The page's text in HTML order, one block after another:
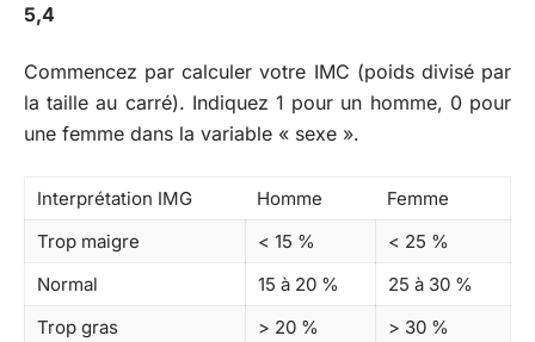
5,4
Commencez par calculer votre IMC (poids divisé par
la taille au carré). Indiquez 1 pour un homme, 0 pour
une femme dans la variable « sexe ».
Interprétation IMG Homme
Femme
Trop maigre
< 15 %
< 25 %
Normal
15 à 20 %
25 à 30 %
Trop gras
> 20 % > 30 %